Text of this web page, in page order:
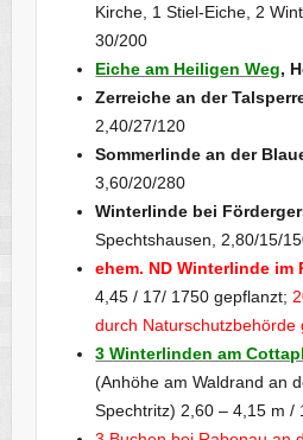
Kirche, 1 Stiel-Eiche, 2
30/200
Eiche am Heiligen Weg,
Zerreiche an der
2,40/27/120
Sommerlinde an der
3,60/20/280
Winterlinde bei
Spechtshausen, 2,80/15/
ehem. ND Winterlinde im
4,45 / 17/ 1750 gepflanzt;
durch Naturschutzbehörde
3 Winterlinden am
(Anhöhe am Waldrand an
Spechtritz) 2,60 – 4,15 m /